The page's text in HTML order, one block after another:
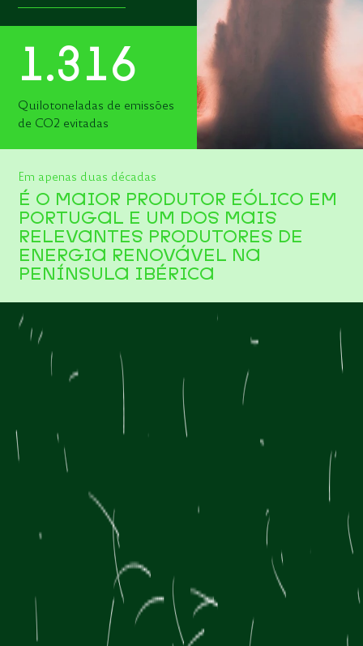
1.316
Quilotoneladas de emissões
de CO2 evitadas
Em apenas duas décadas
É O MAIOR PRODUTOR EÓLICO EM
PORTUGAL E UM DOS MAIS
RELEVANTES PRODUTORES DE
ENERGIA RENOVÁVEL NA
PENÍNSULA IBÉRICA